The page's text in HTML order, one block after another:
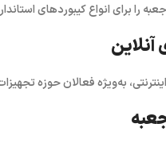
را برای انواع کیبوردهای
به‌ویژه فعالان حوزه